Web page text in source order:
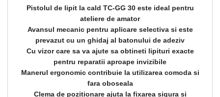
Pistolul de lipit la cald TC-GG 30 este ideal pentru
ateliere de amator
Avansul mecanic pentru aplicare selectiva si este
prevazut cu un ghidaj al batonului de adeziv
Cu vizor care sa va ajute sa obtineti lipituri exacte
pentru reparatii aproape invizibile
Manerul ergonomic contribuie la utilizarea comoda si
fara oboseala
Clema de pozitionare ajuta la fixarea sigura si